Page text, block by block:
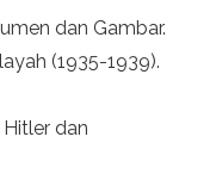
dan Gambar.
(1935-1939).
Hitler dan